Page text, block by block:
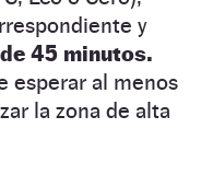
y
45 minutos.
esperar al menos
la zona de alta